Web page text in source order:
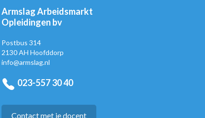
Armslag Arbeidsmarkt
Opleidingen bv
Postbus 314
2130 AH Hoofddorp
info@armslag.nl
023-557 30 40
Contact met je docent